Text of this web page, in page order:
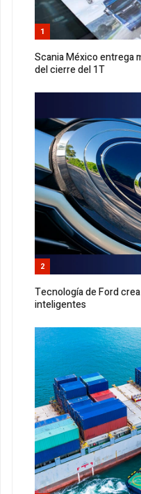
1
Scania México entrega
del cierre del 1T
2
Tecnología de Ford
inteligentes